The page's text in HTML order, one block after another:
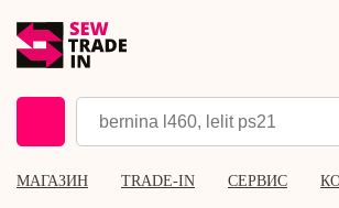
МАГАЗИН TRADE-IN СЕРВИС